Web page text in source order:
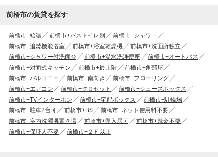
前橋市の賃貸を探す
前橋市+給湯 前橋市+バストイレ別
前橋市+シャワー
前橋市+追焚機能浴室
前橋市+浴室乾燥機
前橋市+洗面所独立
前橋市+シャワー付洗面台
前橋市+温水洗浄便座
前橋市+オートバス
前橋市+対面式キッチン
前橋市+最上階
前橋市+角部屋
前橋市+バルコニー
前橋市+南向き
前橋市+フローリング
前橋市+エアコン
前橋市+クロゼット
前橋市+シューズボックス
前橋市+TVインターホン
前橋市+宅配ボックス
前橋市+駐輪場
前橋市+駐車2台可
前橋市+BS
前橋市+ネット使用料不要
前橋市+室内洗濯機置き場
前橋市+即入居可
前橋市+敷金不要
前橋市+保証人不要
前橋市+２Ｆ以上